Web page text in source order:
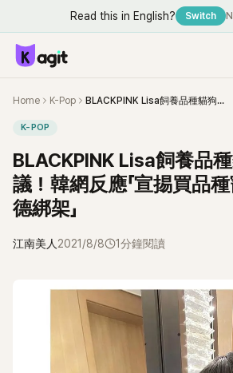
Read this in English? Switch
Home K-Pop BLACKPINK Lisa飼養品種貓狗惹爭議！韓網反應「宣掦買品種寵物」VS「道德綁架」
K-POP
BLACKPINK Lisa飼養品
議！韓網反應「宣掦買品種
德綁架」
江南美人 2021/8/8 1分鐘閱讀